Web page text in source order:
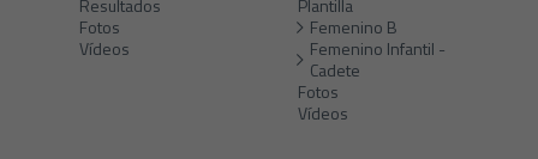
Resultados
Fotos
Vídeos
Plantilla
Femenino B
Femenino Infantil -
Cadete
Fotos
Vídeos